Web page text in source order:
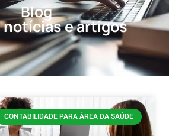
Blog
e artigos
CONTABILIDADE PARA ÁREA DA SAÚDE